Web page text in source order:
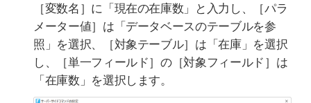
［変数名］に「現在の在庫数」と入力し、［パラ
メーター値］は「データベースのテーブルを参
照」を選択、［対象テーブル］は「在庫」を選択
し、［単一フィールド］の［対象フィールド］は
「在庫数」を選択します。